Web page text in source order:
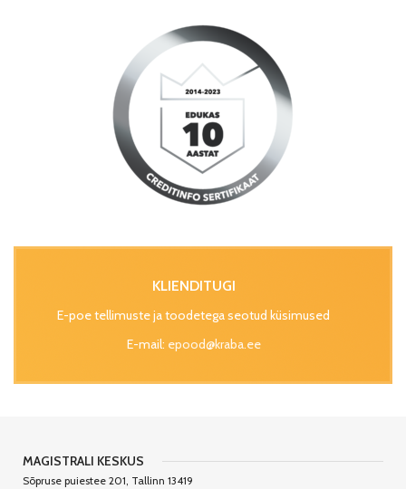
KLIENDITUGI
E-poe tellimuste ja toodetega seotud küsimused
E-mail: epood@kraba.ee
MAGISTRALI KESKUS
Sõpruse puiestee 201, Tallinn 13419